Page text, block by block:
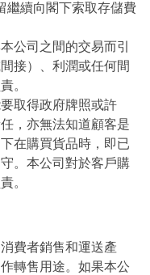
繼續向閣下索取存儲費
公司之間的交易而引
接）、利潤或任何間
。
取得政府牌照或許
，亦無法知道顧客是
在購買貨品時，即已
。本公司對於客戶購
。
費者銷售和運送產
轉售用途。如果本公